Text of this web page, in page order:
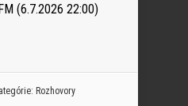
(6.7.2026 22:00)
Rozhovory